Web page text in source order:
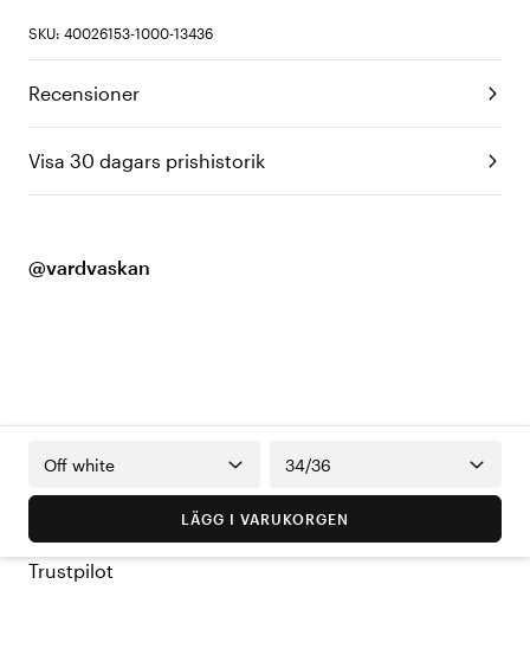
SKU: 40026153-1000-13436
Recensioner
Visa 30 dagars prishistorik
@vardvaskan
Off white 34/36
LÄGG I VARUKORGEN
Trustpilot